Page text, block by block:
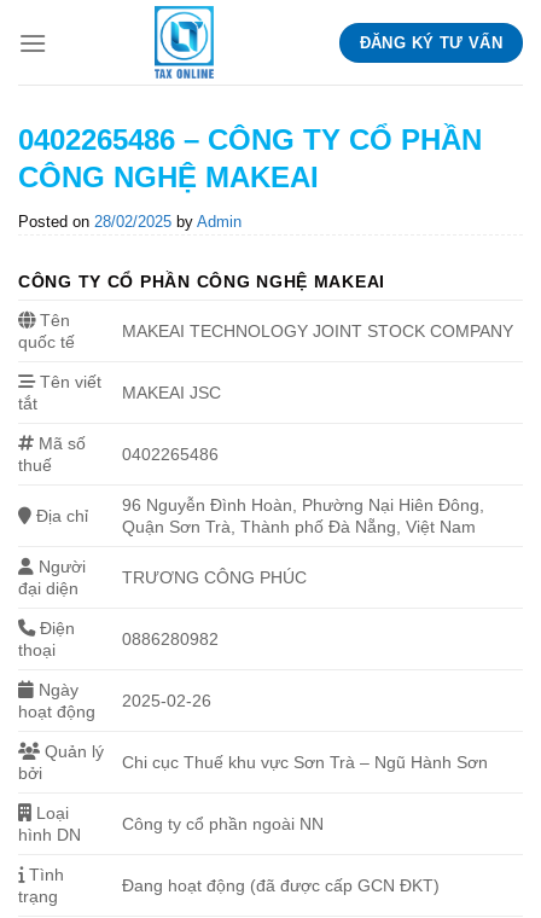
ĐĂNG KÝ TƯ VẤN
0402265486 – CÔNG TY CỔ PHẦN
CÔNG NGHỆ MAKEAI
Posted on 28/02/2025 by Admin
CÔNG TY CỔ PHẦN CÔNG NGHỆ MAKEAI
Tên
quốc tế
MAKEAI TECHNOLOGY JOINT STOCK COMPANY
Tên viết
tắt
MAKEAI JSC
Mã số
thuế
0402265486
Địa chỉ
96 Nguyễn Đình Hoàn, Phường Nại Hiên Đông,
Quận Sơn Trà, Thành phố Đà Nẵng, Việt Nam
Người
đại diện
TRƯƠNG CÔNG PHÚC
Điện
thoại
0886280982
Ngày
hoạt động
2025-02-26
Quản lý
bởi
Chi cục Thuế khu vực Sơn Trà – Ngũ Hành Sơn
Loại
hình DN
Công ty cổ phần ngoài NN
Tình
trạng
Đang hoạt động (đã được cấp GCN ĐKT)